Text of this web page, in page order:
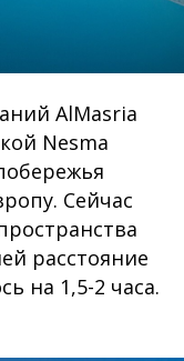
AlMasria
Nesma
Сейчас
расстояние
на 1,5-2 часа.